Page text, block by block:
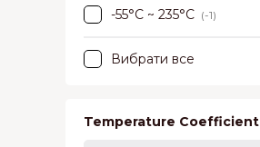
-55°C ~ 235°C (-1)
Вибрати все
Temperature Coefficient